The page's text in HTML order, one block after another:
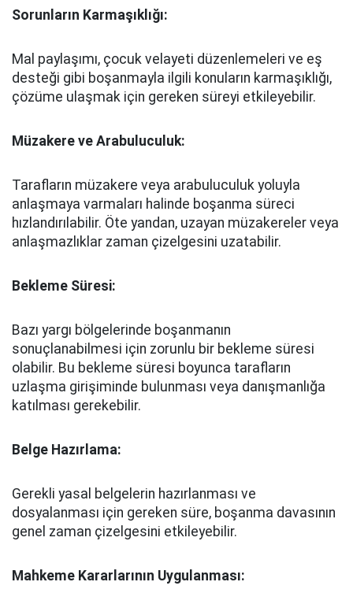
Sorunların Karmaşıklığı:
Mal paylaşımı, çocuk velayeti düzenlemeleri ve eş
desteği gibi boşanmayla ilgili konuların karmaşıklığı,
çözüme ulaşmak için gereken süreyi etkileyebilir.
Müzakere ve Arabuluculuk:
Tarafların müzakere veya arabuluculuk yoluyla
anlaşmaya varmaları halinde boşanma süreci
hızlandırılabilir. Öte yandan, uzayan müzakereler veya
anlaşmazlıklar zaman çizelgesini uzatabilir.
Bekleme Süresi:
Bazı yargı bölgelerinde boşanmanın
sonuçlanabilmesi için zorunlu bir bekleme süresi
olabilir. Bu bekleme süresi boyunca tarafların
uzlaşma girişiminde bulunması veya danışmanlığa
katılması gerekebilir.
Belge Hazırlama:
Gerekli yasal belgelerin hazırlanması ve
dosyalanması için gereken süre, boşanma davasının
genel zaman çizelgesini etkileyebilir.
Mahkeme Kararlarının Uygulanması: